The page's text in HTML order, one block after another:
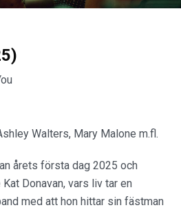
Walters, Mary Malone m.fl.
årets första dag 2025 och
Donavan, vars liv tar en
med att hon hittar sin fästman